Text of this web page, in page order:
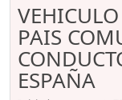
PAIS
ESPAÑA